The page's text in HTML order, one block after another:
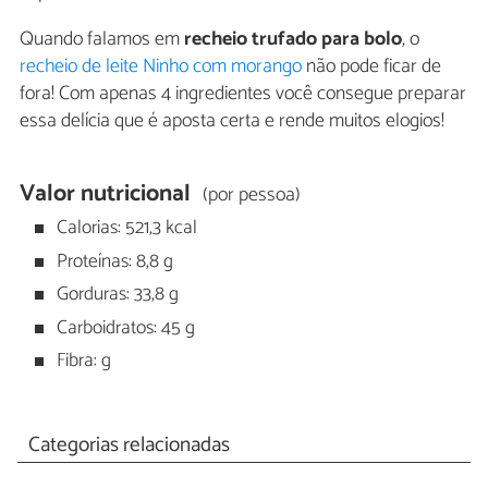
Quando falamos emrecheio trufado para bolo, o
recheio de leite Ninho com morangonão pode ficar de
fora! Com apenas 4 ingredientes você consegue preparar
essa delícia que é aposta certa e rende muitos elogios!
Valor nutricional (por pessoa)
Calorias: 521,3 kcal
Proteínas: 8,8 g
Gorduras: 33,8 g
Carboidratos: 45 g
Fibra: g
Categorias relacionadas